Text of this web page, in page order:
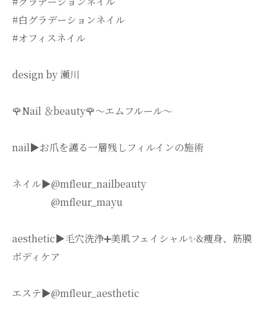
#白グラデーションネイル
#オフィスネイル
design by 瀬川
🌹Nail ＆beauty🌹〜エムフルール〜
nail▶︎お爪を護る一層残しフィルインの施術
ネイル▶︎@mfleur_nailbeauty
@mfleur_mayu
aesthetic▶︎毛穴洗浄➕美肌フェイシャル✨&痩身、筋膜
ボディケア
エステ▶︎@mfleur_aesthetic